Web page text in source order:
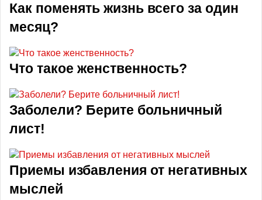
Как поменять жизнь всего за один
месяц?
Что такое женственность?
Заболели? Берите больничный
лист!
Приемы избавления от негативных
мыслей